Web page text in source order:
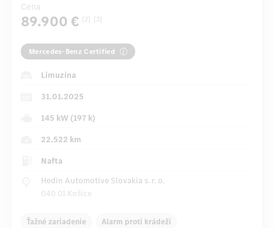
Cena
89.900 € [2] [3]
Mercedes-Benz Certified
Limuzína
31.01.2025
145 kW (197 k)
22.522 km
Nafta
Hedin Automotive Slovakia s. r. o.
040 01 Košice
Ťažné zariadenie Alarm proti krádeži